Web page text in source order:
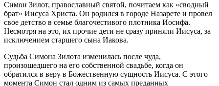
Симон Зилот, православный святой, почитаем как «сводный
брат» Иисуса Христа. Он родился в городе Назарете и провел
свое детство в семье благочестивого плотника Иосифа.
Несмотря на это, их прочие дети не сразу приняли Иисуса, за
исключением старшего сына Иакова.
Судьба Симона Зилота изменилась после чуда,
произошедшего на его собственной свадьбе, когда он
обратился в веру в Божественную сущность Иисуса. С этого
момента Симон стал одним из самых преданных